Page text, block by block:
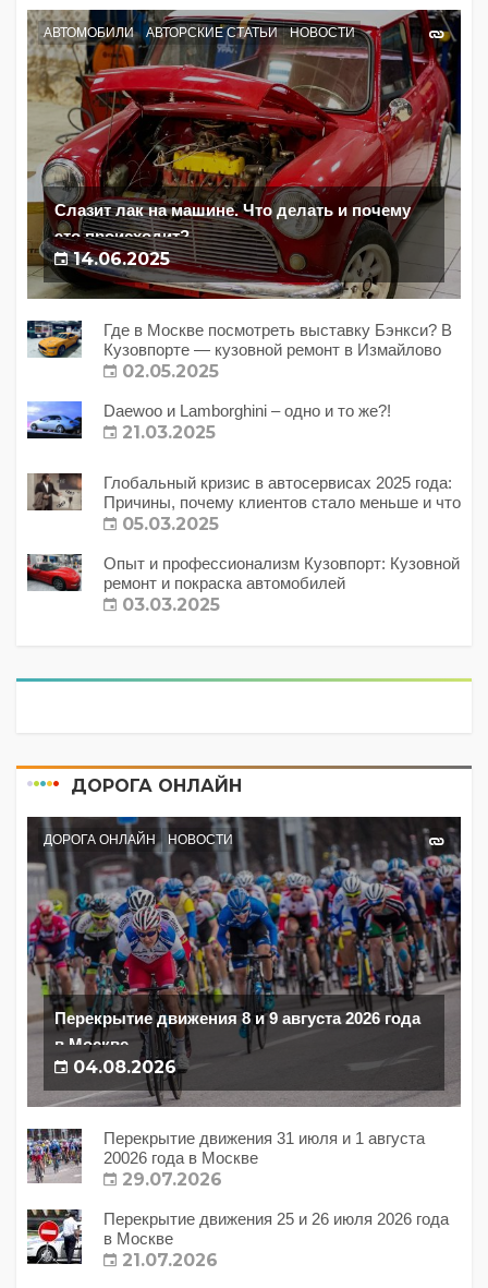
АВТОМОБИЛИ АВТОРСКИЕ СТАТЬИ НОВОСТИ
Слазит лак на машине. Что делать и почему
это происходит?
14.06.2025
Где в Москве посмотреть выставку Бэнкси? В
Кузовпорте — кузовной ремонт в Измайлово
02.05.2025
Daewoo и Lamborghini – одно и то же?!
21.03.2025
Глобальный кризис в автосервисах 2025 года:
Причины, почему клиентов стало меньше и что
с этим делать?
05.03.2025
Опыт и профессионализм Кузовпорт: Кузовной
ремонт и покраска автомобилей
03.03.2025
ДОРОГА ОНЛАЙН
ДОРОГА ОНЛАЙН НОВОСТИ
Перекрытие движения 8 и 9 августа 2026 года
в Москве
04.08.2026
Перекрытие движения 31 июля и 1 августа
20026 года в Москве
29.07.2026
Перекрытие движения 25 и 26 июля 2026 года
в Москве
21.07.2026